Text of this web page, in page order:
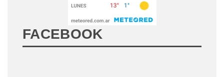
FACEBOOK